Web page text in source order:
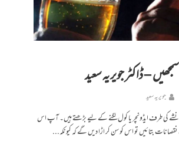
– ڈاکٹر جویریہ سعید
جویریہ سعید
نشے کی طرف ایڈونچر یا کول لگنے کے لیے بڑھتے ہیں۔ آپ اس
بتائیں تو اس کو سن کر اڑا دیں گے کہ کیونکہ...